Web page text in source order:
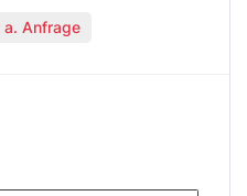
Anfrage